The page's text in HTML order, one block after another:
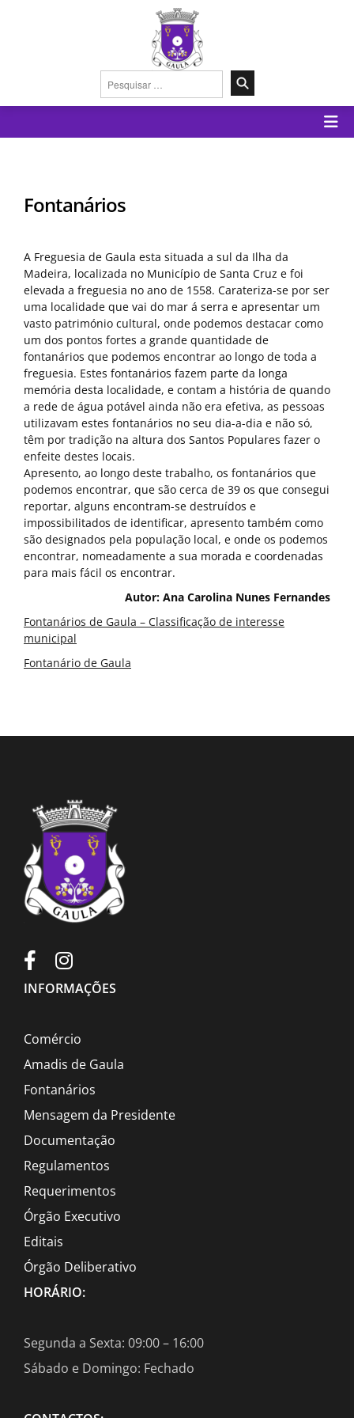
Pesquisar
por:
Fontanários
A Freguesia de Gaula esta situada a sul da Ilha da
Madeira, localizada no Município de Santa Cruz e foi
elevada a freguesia no ano de 1558. Carateriza-se por ser
uma localidade que vai do mar á serra e apresentar um
vasto património cultural, onde podemos destacar como
um dos pontos fortes a grande quantidade de
fontanários que podemos encontrar ao longo de toda a
freguesia. Estes fontanários fazem parte da longa
memória desta localidade, e contam a história de quando
a rede de água potável ainda não era efetiva, as pessoas
utilizavam estes fontanários no seu dia-a-dia e não só,
têm por tradição na altura dos Santos Populares fazer o
enfeite destes locais.
Apresento, ao longo deste trabalho, os fontanários que
podemos encontrar, que são cerca de 39 os que consegui
reportar, alguns encontram-se destruídos e
impossibilitados de identificar, apresento também como
são designados pela população local, e onde os podemos
encontrar, nomeadamente a sua morada e coordenadas
para mais fácil os encontrar.
Autor: Ana Carolina Nunes Fernandes
Fontanários de Gaula – Classificação de interesse
municipal
Fontanário de Gaula
INFORMAÇÕES
Comércio
Amadis de Gaula
Fontanários
Mensagem da Presidente
Documentação
Regulamentos
Requerimentos
Órgão Executivo
Editais
Órgão Deliberativo
HORÁRIO:
Segunda a Sexta: 09:00 – 16:00
Sábado e Domingo: Fechado